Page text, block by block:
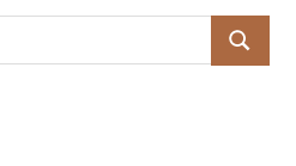
SUCHEN